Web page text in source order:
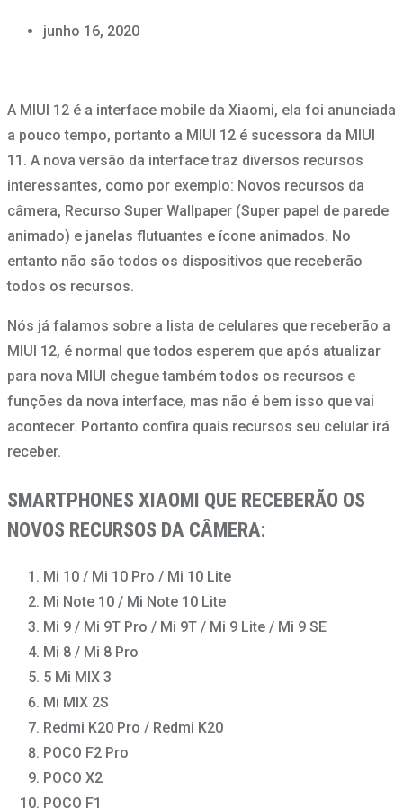
junho 16, 2020
A MIUI 12 é a interface mobile da Xiaomi, ela foi anunciada
a pouco tempo, portanto a MIUI 12 é sucessora da MIUI
11. A nova versão da interface traz diversos recursos
interessantes, como por exemplo: Novos recursos da
câmera, Recurso Super Wallpaper (Super papel de parede
animado) e janelas flutuantes e ícone animados. No
entanto não são todos os dispositivos que receberão
todos os recursos.
Nós já falamos sobre a lista de celulares que receberão a
MIUI 12, é normal que todos esperem que após atualizar
para nova MIUI chegue também todos os recursos e
funções da nova interface, mas não é bem isso que vai
acontecer. Portanto confira quais recursos seu celular irá
receber.
SMARTPHONES XIAOMI QUE RECEBERÃO OS
NOVOS RECURSOS DA CÂMERA:
Mi 10 / Mi 10 Pro / Mi 10 Lite
Mi Note 10 / Mi Note 10 Lite
Mi 9 / Mi 9T Pro / Mi 9T / Mi 9 Lite / Mi 9 SE
Mi 8 / Mi 8 Pro
5 Mi MIX 3
Mi MIX 2S
Redmi K20 Pro / Redmi K20
POCO F2 Pro
POCO X2
POCO F1